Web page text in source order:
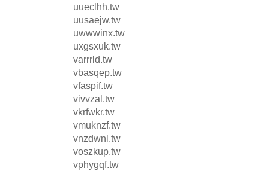
uueclhh.tw
uusaejw.tw
uwwwinx.tw
uxgsxuk.tw
varrrld.tw
vbasqep.tw
vfaspif.tw
vivvzal.tw
vkrfwkr.tw
vmuknzf.tw
vnzdwnl.tw
voszkup.tw
vphygqf.tw